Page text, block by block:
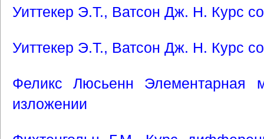
Уиттекер Э.Т., Ватсон Дж. Н. Курс
Уиттекер Э.Т., Ватсон Дж. Н. Курс
Феликс Люсьенн Элементарная
изложении